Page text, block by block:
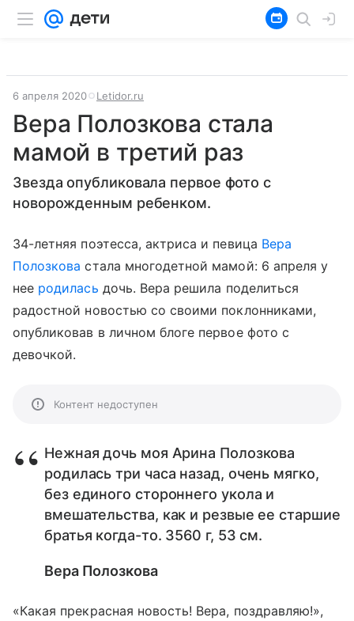
6 апреля 2020 Letidor.ru
Вера Полозкова стала
мамой в третий раз
Звезда опубликовала первое фото с
новорожденным ребенком.
34-летняя поэтесса, актриса и певица Вера
Полозкова стала многодетной мамой: 6 апреля у
нее родилась дочь. Вера решила поделиться
радостной новостью со своими поклонниками,
опубликовав в личном блоге первое фото с
девочкой.
Контент недоступен
Нежная дочь моя Арина Полозкова
родилась три часа назад, очень мягко,
без единого стороннего укола и
вмешательства, как и резвые ее старшие
братья когда-то. 3560 г, 53 см.
Вера Полозкова
«Какая прекрасная новость! Вера, поздравляю!»,